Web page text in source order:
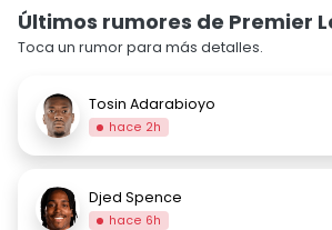
Últimos rumores de Premier
Toca un rumor para más detalles.
Tosin Adarabioyo
hace 2h
Djed Spence
hace 6h